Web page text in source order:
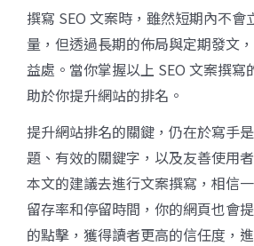
撰寫 SEO 文案時，雖然短期內不會
量，但透過長期的佈局與定期發文
益處。當你掌握以上 SEO 文案撰寫
助於你提升網站的排名。
提升網站排名的關鍵，仍在於寫手
題、有效的關鍵字，以及友善使用
本文的建議去進行文案撰寫，相信
留存率和停留時間，你的網頁也會
的點擊，獲得讀者更高的信任度，